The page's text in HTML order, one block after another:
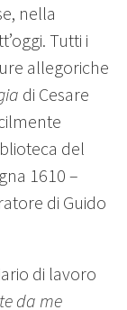
nella
Tutti i
allegoriche
di Cesare
del
1610 –
di Guido
di lavoro
da me